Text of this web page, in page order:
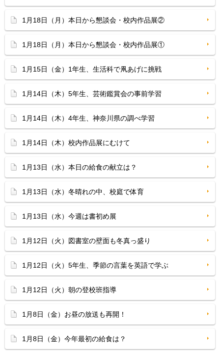
1月18日（月）本日から懇談会・校内作品展②
1月18日（月）本日から懇談会・校内作品展①
1月15日（金）1年生、生活科で凧あげに挑戦
1月14日（木）5年生、芸術鑑賞会の事前学習
1月14日（木）4年生、神奈川県の調べ学習
1月14日（木）校内作品展にむけて
1月13日（水）本日の給食の献立は？
1月13日（水）冬晴れの中、校庭で体育
1月13日（水）今週は書初め展
1月12日（火）図書室の壁面も冬真っ盛り
1月12日（火）5年生、季節の言葉を英語で学ぶ
1月12日（火）朝の登校班指導
1月8日（金）お昼の放送も再開！
1月8日（金）今年最初の給食は？